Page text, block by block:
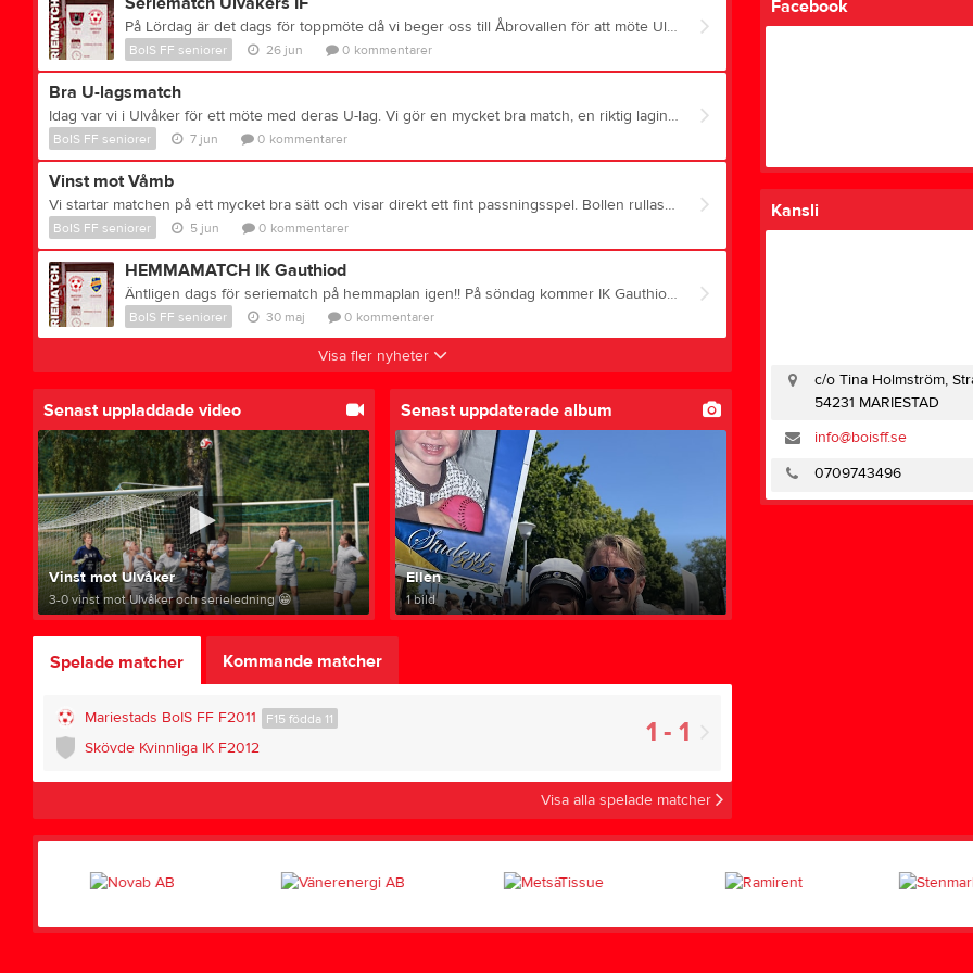
På Lördag är det dags för toppmöte då vi beger oss till Åbrovallen för att möte Ulvåker❤️🤍 I nu läget ligger vi på samma poäng med då Ulvåker har bättre målskillnad besitter dom förstaplatsen. Detta leder som vi förstår upp till match med två otroligt taggade lag som är redo att helhjärtat kämpa för 3 poäng❤️🤍 Läs gärna i programbladet här nedan:) annars ses imorgon klocka 16! Programblad- Ulvåker
BoIS FF seniorer 26 jun 0 kommentarer
Bra U-lagsmatch
Idag var vi i Ulvåker för ett möte med deras U-lag. Vi gör en mycket bra match, en riktig laginsats där alla spelar för varandra. I första halvleken hamnar vi i underläge efter att Ulvåker gjort mål på en hörna. Vi fortsätter jobba och gör fyra mål på raken. Väldigt fina mål är det också och de kommer till genom fint passningsspel och bra avslut. I andra halvleken fortsätter vi föra matchen och vinner med 5-2 efter ett sent mål i slutminuten. Månskyttar: Klara Möller, Wilma Lans, Austeja Zemaityte, Aricha Sirichang och Elin Werner. Samtliga spelare får plusbetyg och ja Siri, ditt mål var snyggast 😂
BoIS FF seniorer 7 jun 0 kommentarer
Vinst mot Våmb
Vi startar matchen på ett mycket bra sätt och visar direkt ett fint passningsspel. Bollen rullas snabbt och säkert inom laget, och vi skapar flera fina anfall. Efter 37 minuter kämpar sig Maja fram och spelar in en väl avvägd boll till Stina, som säkert och snyggt placerar in 1–0. I den andra halvleken kommer motståndarna in lite mer i matchen, men vi har hela tiden god kontroll på spelet. I den 57:e minuten slår Maja en hörna som passerar flera spelare framför mål. Där dyker Elsa upp och stöter in 2–0. Vi spelar stabilt matchen igenom och vinner rättvist. En stark laginsats där alla gör en bra match. ⚽👏 Ledarna
BoIS FF seniorer 5 jun 0 kommentarer
HEMMAMATCH IK Gauthiod
Äntligen dags för seriematch på hemmaplan igen!! På söndag kommer IK Gauthiod på besök så ta med hela familjen och avrunda helgen med lite fin fotboll
BoIS FF seniorer 30 maj 0 kommentarer
Visa fler nyheter
Senast uppladdade video
Vinst mot Ulvåker
3-0 vinst mot Ulvåker och serieledning 😁
Senast uppdaterade album
Ellen
1 bild
Spelade matcher Kommande matcher
1 - 1
F15 födda 11
Mariestads BoIS FF F2011
Skövde Kvinnliga IK F2012
Visa alla spelade matcher
Facebook
Kansli
c/o Tina Holmström,
54231 MARIESTAD
info@boisff.se
0709743496